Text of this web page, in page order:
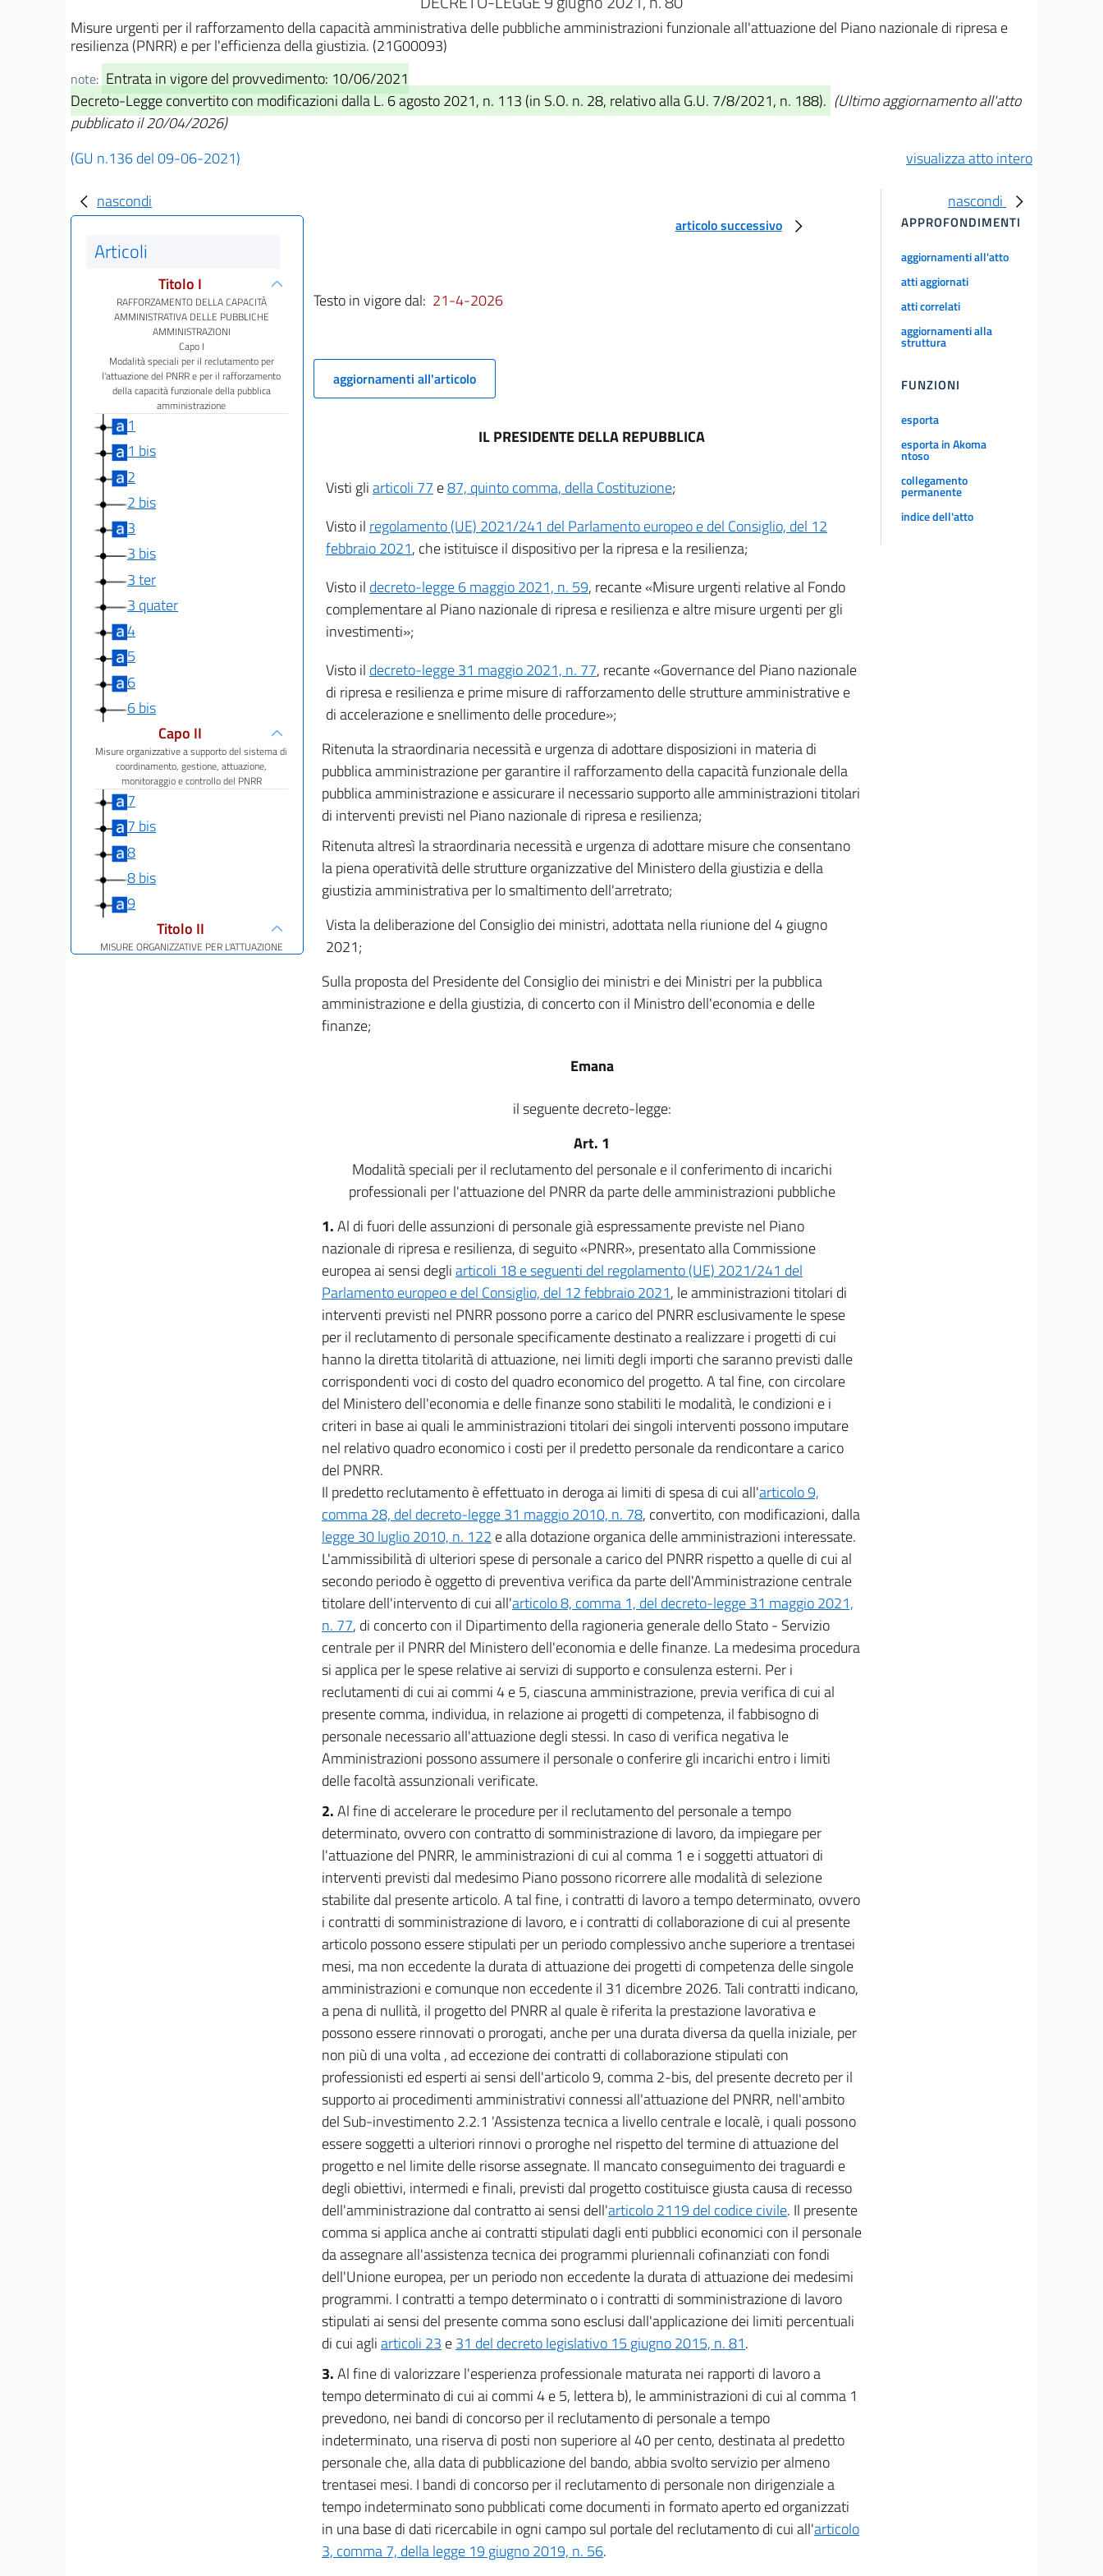
Misure urgenti per il rafforzamento della capacità amministrativa delle pubbliche amministrazioni funzionale all'attuazione del Piano nazionale di ripresa e
resilienza (PNRR) e per l'efficienza della giustizia. (21G00093)
note: Entrata in vigore del provvedimento: 10/06/2021
Decreto-Legge convertito con modificazioni dalla L. 6 agosto 2021, n. 113 (in S.O. n. 28, relativo alla G.U. 7/8/2021, n. 188). (Ultimo aggiornamento all'atto
pubblicato il 20/04/2026)
(GU n.136 del 09-06-2021)
visualizza atto intero
nascondi
Articoli
Titolo I
RAFFORZAMENTO DELLA CAPACITÀ
AMMINISTRATIVA DELLE PUBBLICHE
AMMINISTRAZIONI
Capo I
Modalità speciali per il reclutamento per
l'attuazione del PNRR e per il rafforzamento
della capacità funzionale della pubblica
amministrazione
1
1 bis
2
2 bis
3
3 bis
3 ter
3 quater
4
5
6
6 bis
Capo II
Misure organizzative a supporto del sistema di
coordinamento, gestione, attuazione,
monitoraggio e controllo del PNRR
7
7 bis
8
8 bis
9
Titolo II
MISURE ORGANIZZATIVE PER L'ATTUAZIONE
articolo successivo
Testo in vigore dal: 21-4-2026
aggiornamenti all'articolo
IL PRESIDENTE DELLA REPUBBLICA
Visti gliarticoli 77 e87, quinto comma, della Costituzione;
Visto il regolamento (UE) 2021/241 del Parlamento europeo e del Consiglio, del 12
febbraio 2021, che istituisce il dispositivo per la ripresa e la resilienza;
Visto il decreto-legge 6 maggio 2021, n. 59, recante «Misure urgenti relative al Fondo
complementare al Piano nazionale di ripresa e resilienza e altre misure urgenti per gli
investimenti»;
Visto il decreto-legge 31 maggio 2021, n. 77, recante «Governance del Piano nazionale
di ripresa e resilienza e prime misure di rafforzamento delle strutture amministrative e
di accelerazione e snellimento delle procedure»;
Ritenuta la straordinaria necessità e urgenza di adottare disposizioni in materia di
pubblica amministrazione per garantire il rafforzamento della capacità funzionale della
pubblica amministrazione e assicurare il necessario supporto alle amministrazioni titolari
di interventi previsti nel Piano nazionale di ripresa e resilienza;
Ritenuta altresì la straordinaria necessità e urgenza di adottare misure che consentano
la piena operatività delle strutture organizzative del Ministero della giustizia e della
giustizia amministrativa per lo smaltimento dell'arretrato;
Vista la deliberazione del Consiglio dei ministri, adottata nella riunione del 4 giugno
2021;
Sulla proposta del Presidente del Consiglio dei ministri e dei Ministri per la pubblica
amministrazione e della giustizia, di concerto con il Ministro dell'economia e delle
finanze;
Emana
il seguente decreto-legge:
Art. 1
Modalità speciali per il reclutamento del personale e il conferimento di incarichi
professionali per l'attuazione del PNRR da parte delle amministrazioni pubbliche
1.Al di fuori delle assunzioni di personale già espressamente previste nel Piano
nazionale di ripresa e resilienza, di seguito «PNRR», presentato alla Commissione
europea ai sensi degliarticoli 18 e seguenti del regolamento (UE) 2021/241 del
Parlamento europeo e del Consiglio, del 12 febbraio 2021, le amministrazioni titolari di
interventi previsti nel PNRR possono porre a carico del PNRR esclusivamente le spese
per il reclutamento di personale specificamente destinato a realizzare i progetti di cui
hanno la diretta titolarità di attuazione, nei limiti degli importi che saranno previsti dalle
corrispondenti voci di costo del quadro economico del progetto. A tal fine, con circolare
del Ministero dell'economia e delle finanze sono stabiliti le modalità, le condizioni e i
criteri in base ai quali le amministrazioni titolari dei singoli interventi possono imputare
nel relativo quadro economico i costi per il predetto personale da rendicontare a carico
del PNRR.
Il predetto reclutamento è effettuato in deroga ai limiti di spesa di cui all'articolo 9,
comma 28, del decreto-legge 31 maggio 2010, n. 78, convertito, con modificazioni, dalla
legge 30 luglio 2010, n. 122 e alla dotazione organica delle amministrazioni interessate.
L'ammissibilità di ulteriori spese di personale a carico del PNRR rispetto a quelle di cui al
secondo periodo è oggetto di preventiva verifica da parte dell'Amministrazione centrale
titolare dell'intervento di cui all'articolo 8, comma 1, del decreto-legge 31 maggio 2021,
n. 77, di concerto con il Dipartimento della ragioneria generale dello Stato - Servizio
centrale per il PNRR del Ministero dell'economia e delle finanze. La medesima procedura
si applica per le spese relative ai servizi di supporto e consulenza esterni. Per i
reclutamenti di cui ai commi 4 e 5, ciascuna amministrazione, previa verifica di cui al
presente comma, individua, in relazione ai progetti di competenza, il fabbisogno di
personale necessario all'attuazione degli stessi. In caso di verifica negativa le
Amministrazioni possono assumere il personale o conferire gli incarichi entro i limiti
delle facoltà assunzionali verificate.
2.Al fine di accelerare le procedure per il reclutamento del personale a tempo
determinato, ovvero con contratto di somministrazione di lavoro, da impiegare per
l'attuazione del PNRR, le amministrazioni di cui al comma 1 e i soggetti attuatori di
interventi previsti dal medesimo Piano possono ricorrere alle modalità di selezione
stabilite dal presente articolo. A tal fine, i contratti di lavoro a tempo determinato, ovvero
i contratti di somministrazione di lavoro, e i contratti di collaborazione di cui al presente
articolo possono essere stipulati per un periodo complessivo anche superiore a trentasei
mesi, ma non eccedente la durata di attuazione dei progetti di competenza delle singole
amministrazioni e comunque non eccedente il 31 dicembre 2026. Tali contratti indicano,
a pena di nullità, il progetto del PNRR al quale è riferita la prestazione lavorativa e
possono essere rinnovati o prorogati, anche per una durata diversa da quella iniziale, per
non più di una volta , ad eccezione dei contratti di collaborazione stipulati con
professionisti ed esperti ai sensi dell'articolo 9, comma 2-bis, del presente decreto per il
supporto ai procedimenti amministrativi connessi all'attuazione del PNRR, nell'ambito
del Sub-investimento 2.2.1 'Assistenza tecnica a livello centrale e localè, i quali possono
essere soggetti a ulteriori rinnovi o proroghe nel rispetto del termine di attuazione del
progetto e nel limite delle risorse assegnate. Il mancato conseguimento dei traguardi e
degli obiettivi, intermedi e finali, previsti dal progetto costituisce giusta causa di recesso
dell'amministrazione dal contratto ai sensi dell'articolo 2119 del codice civile. Il presente
comma si applica anche ai contratti stipulati dagli enti pubblici economici con il personale
da assegnare all'assistenza tecnica dei programmi pluriennali cofinanziati con fondi
dell'Unione europea, per un periodo non eccedente la durata di attuazione dei medesimi
programmi. I contratti a tempo determinato o i contratti di somministrazione di lavoro
stipulati ai sensi del presente comma sono esclusi dall'applicazione dei limiti percentuali
di cui agliarticoli 23 e31 del decreto legislativo 15 giugno 2015, n. 81.
3.Al fine di valorizzare l'esperienza professionale maturata nei rapporti di lavoro a
tempo determinato di cui ai commi 4 e 5, lettera b), le amministrazioni di cui al comma 1
prevedono, nei bandi di concorso per il reclutamento di personale a tempo
indeterminato, una riserva di posti non superiore al 40 per cento, destinata al predetto
personale che, alla data di pubblicazione del bando, abbia svolto servizio per almeno
trentasei mesi. I bandi di concorso per il reclutamento di personale non dirigenziale a
tempo indeterminato sono pubblicati come documenti in formato aperto ed organizzati
in una base di dati ricercabile in ogni campo sul portale del reclutamento di cui all'articolo
3, comma 7, della legge 19 giugno 2019, n. 56.
nascondi
APPROFONDIMENTI
aggiornamenti all'atto
atti aggiornati
atti correlati
aggiornamenti alla
struttura
FUNZIONI
esporta
esporta in Akoma
ntoso
collegamento
permanente
indice dell'atto